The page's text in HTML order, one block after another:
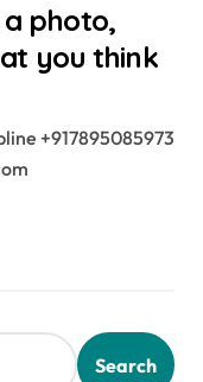
a photo,
you think
+917895085973
Search